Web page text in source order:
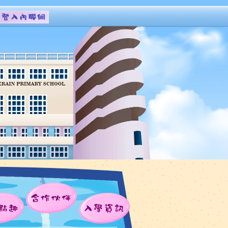
趣
合作伙伴
入學資訊